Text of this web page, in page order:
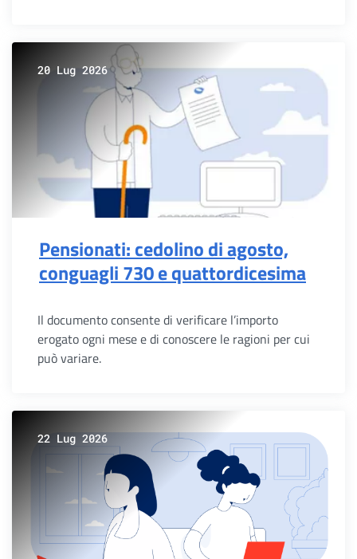
20 Lug 2026
Pensionati: cedolino di agosto,
conguagli 730 e quattordicesima
Il documento consente di verificare l’importo
erogato ogni mese e di conoscere le ragioni per cui
può variare.
22 Lug 2026